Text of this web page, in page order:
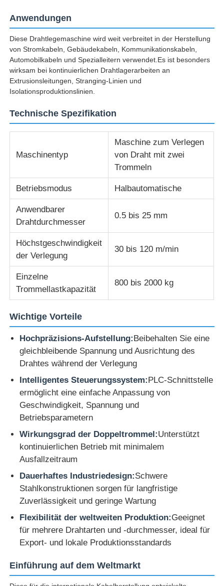
Fabrik Tour
Qualitätskontrolle
Kontakt
Nachrichten
Alle Fälle
Referenzen
Produktionslinie für Extrusion
Drahtverdrängungslinie
Drahtschiffbruchmaschine
Doppeldrehmaschine
Gepanzerte Maschine
Verpackungsmaschine
Einzelne Torsions-Maschine
Kabelmaschine
Paardrehmaschine
Draht, der Maschine legt
Rückspulmaschine
Strecke weg von der Maschine
Anwendungen
Diese Drahtlegemaschine wird weit verbreitet in der Herstellung
von Stromkabeln, Gebäudekabeln, Kommunikationskabeln,
Automobilkabeln und Spezialleitern verwendet.Es ist besonders
wirksam bei kontinuierlichen Drahtlagerarbeiten an
Extrusionsleitungen, Stranging-Linien und
Isolationsproduktionslinien.
Technische Spezifikation
Maschinentyp
Maschine zum Verlegen
von Draht mit zwei
Trommeln
Betriebsmodus Halbautomatische
Anwendbarer
Drahtdurchmesser
0.5 bis 25 mm
Höchstgeschwindigkeit
der Verlegung
30 bis 120 m/min
Einzelne
Trommellastkapazität
800 bis 2000 kg
Wichtige Vorteile
Hochpräzisions-Aufstellung:Beibehalten Sie eine
gleichbleibende Spannung und Ausrichtung des
Drahtes während der Verlegung
Intelligentes Steuerungssystem:PLC-Schnittstelle
ermöglicht eine einfache Anpassung von
Geschwindigkeit, Spannung und
Betriebsparametern
Wirkungsgrad der Doppeltrommel:Unterstützt
kontinuierlichen Betrieb mit minimalem
Ausfallzeitraum
Dauerhaftes Industriedesign:Schwere
Stahlkonstruktionen sorgen für langfristige
Zuverlässigkeit und geringe Wartung
Flexibilität der weltweiten Produktion:Geeignet
für mehrere Drahtarten und -durchmesser, ideal für
Export- und lokale Produktionsstandards
Einführung auf dem Weltmarkt